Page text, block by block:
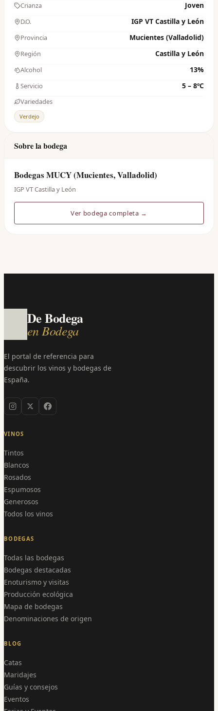
Crianza Joven
D.O. IGP VT Castilla y León
Provincia Mucientes (Valladolid)
Región Castilla y León
Alcohol 13%
Servicio 5 – 8ºC
Variedades
Verdejo
Sobre la bodega
Bodegas MUCY (Mucientes, Valladolid)
IGP VT Castilla y León
Ver bodega completa →
De Bodega
en Bodega
El portal de referencia para
descubrir los vinos y bodegas de
España.
VINOS
Tintos
Blancos
Rosados
Espumosos
Generosos
Todos los vinos
BODEGAS
Todas las bodegas
Bodegas destacadas
Enoturismo y visitas
Producción ecológica
Mapa de bodegas
Denominaciones de origen
BLOG
Catas
Maridajes
Guías y consejos
Eventos